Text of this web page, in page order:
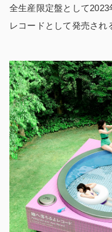
全生産限定盤として
レコードとして発売され